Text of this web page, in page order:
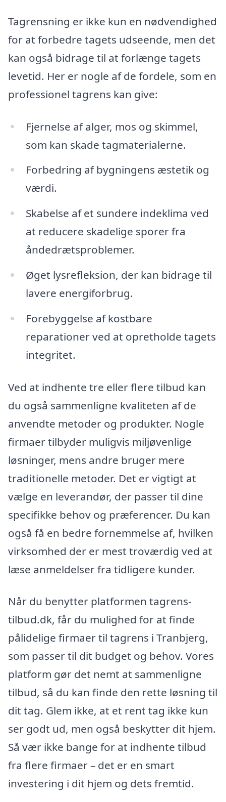
Tagrensning er ikke kun en nødvendighed
for at forbedre tagets udseende, men det
kan også bidrage til at forlænge tagets
levetid. Her er nogle af de fordele, som en
professionel tagrens kan give:
Fjernelse af alger, mos og skimmel,
som kan skade tagmaterialerne.
Forbedring af bygningens æstetik og
værdi.
Skabelse af et sundere indeklima ved
at reducere skadelige sporer fra
åndedrætsproblemer.
Øget lysrefleksion, der kan bidrage til
lavere energiforbrug.
Forebyggelse af kostbare
reparationer ved at opretholde tagets
integritet.
Ved at indhente tre eller flere tilbud kan
du også sammenligne kvaliteten af de
anvendte metoder og produkter. Nogle
firmaer tilbyder muligvis miljøvenlige
løsninger, mens andre bruger mere
traditionelle metoder. Det er vigtigt at
vælge en leverandør, der passer til dine
specifikke behov og præferencer. Du kan
også få en bedre fornemmelse af, hvilken
virksomhed der er mest troværdig ved at
læse anmeldelser fra tidligere kunder.
Når du benytter platformen tagrens-
tilbud.dk, får du mulighed for at finde
pålidelige firmaer til tagrens i Tranbjerg,
som passer til dit budget og behov. Vores
platform gør det nemt at sammenligne
tilbud, så du kan finde den rette løsning til
dit tag. Glem ikke, at et rent tag ikke kun
ser godt ud, men også beskytter dit hjem.
Så vær ikke bange for at indhente tilbud
fra flere firmaer – det er en smart
investering i dit hjem og dets fremtid.